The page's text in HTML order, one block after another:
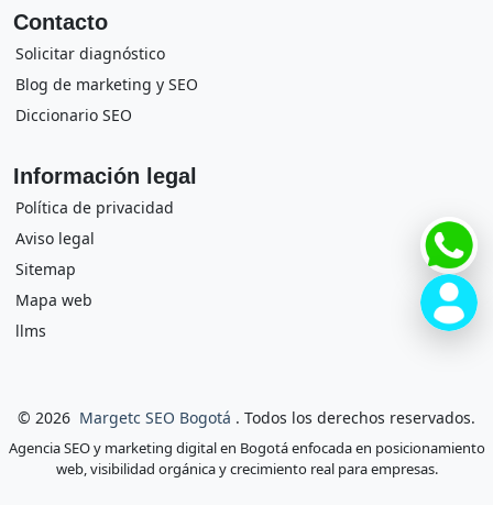
Contacto
Solicitar diagnóstico
Blog de marketing y SEO
Diccionario SEO
Información legal
Política de privacidad
Aviso legal
Sitemap
Mapa web
llms
© 2026 Margetc SEO Bogotá . Todos los derechos reservados.
Agencia SEO y marketing digitalen Bogotá enfocada en posicionamiento
web, visibilidad orgánica y crecimiento real para empresas.